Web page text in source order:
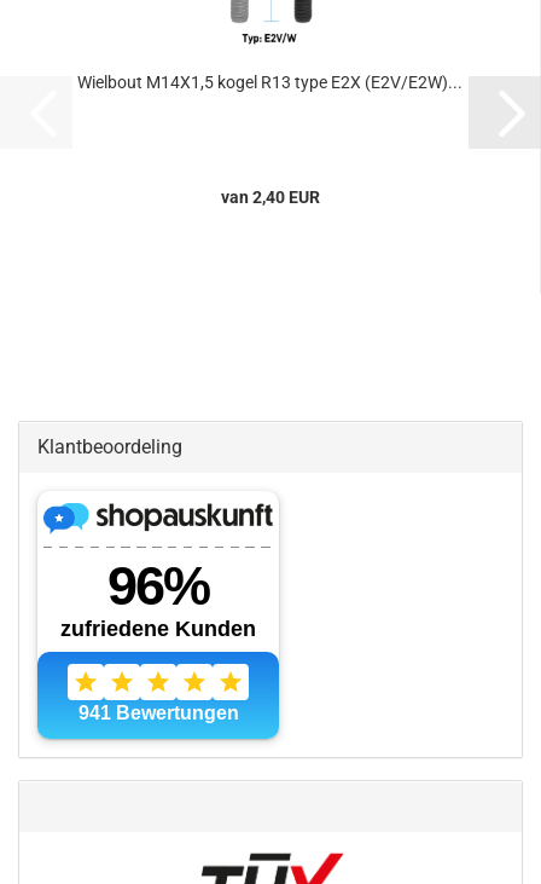
Wielbout M14X1,5 kogel R13 type E2X (E2V/E2W)...
van 2,40 EUR
Klantbeoordeling